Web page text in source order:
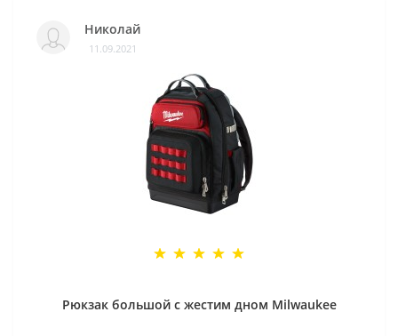
Николай
11.09.2021
Рюкзак большой с жестим дном Milwaukee